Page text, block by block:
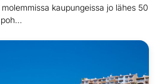
kaupungeissa jo lähes 50